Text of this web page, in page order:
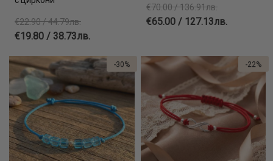
€22.90 / 44.79лв.
€19.80 / 38.73лв.
€70.00 / 136.91лв.
€65.00 / 127.13лв.
-30% -22%